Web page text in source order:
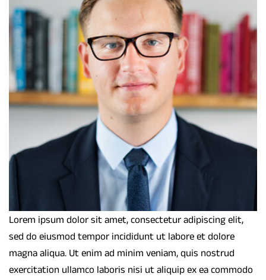
Lorem ipsum dolor sit amet, consectetur adipiscing elit,
sed do eiusmod tempor incididunt ut labore et dolore
magna aliqua. Ut enim ad minim veniam, quis nostrud
exercitation ullamco laboris nisi ut aliquip ex ea commodo